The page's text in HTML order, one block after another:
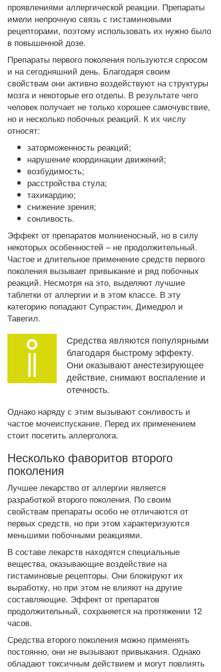
проявлениями аллергической реакции. Препараты
имели непрочную связь с гистаминовыми
рецепторами, поэтому использовать их нужно было
в повышенной дозе.
Препараты первого поколения пользуются спросом
и на сегодняшний день. Благодаря своим
свойствам они активно воздействуют на структуры
мозга и некоторые его отделы. В результате чего
человек получает не только хорошее самочувствие,
но и несколько побочных реакций. К их числу
относят:
заторможенность реакций;
нарушение координации движений;
возбудимость;
расстройства стула;
тахикардию;
снижение зрения;
сонливость.
Эффект от препаратов молниеносный, но в силу
некоторых особенностей – не продолжительный.
Частое и длительное применение средств первого
поколения вызывает привыкание и ряд побочных
реакций. Несмотря на это, выделяют лучшие
таблетки от аллергии и в этом классе. В эту
категорию попадают Супрастин, Димедрол и
Тавегил.
Средства являются популярными
благодаря быстрому эффекту.
Они оказывают анестезирующее
действие, снимают воспаление и
отечность.
Однако наряду с этим вызывают сонливость и
частое мочеиспускание. Перед их применением
стоит посетить аллерголога.
Несколько фаворитов второго
поколения
Лучшее лекарство от аллергии является
разработкой второго поколения. По своим
свойствам препараты особо не отличаются от
первых средств, но при этом характеризуются
меньшими побочными реакциями.
В составе лекарств находятся специальные
вещества, оказывающие воздействие на
гистаминовые рецепторы. Они блокируют их
выработку, но при этом не влияют на другие
составляющие. Эффект от препаратов
продолжительный, сохраняется на протяжении 12
часов.
Средства второго поколения можно применять
постоянно, они не вызывают привыкания. Однако
обладают токсичным действием и могут повлиять